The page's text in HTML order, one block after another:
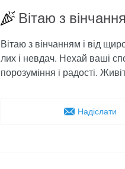
Вітаю з
Вітаю з вінчанням і від
лих і невдач. Нехай ваші
порозуміння і радості.
Надіслати